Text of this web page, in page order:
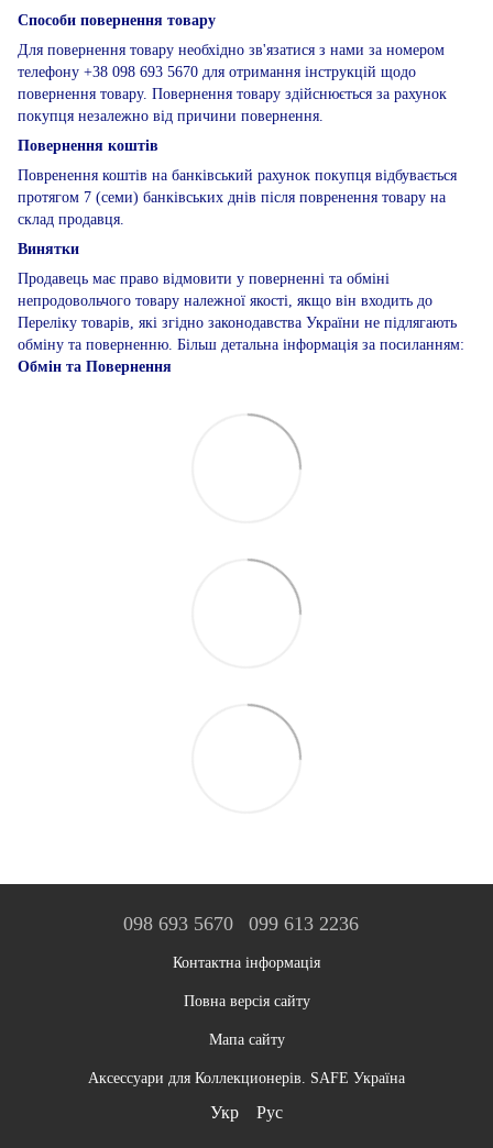
Способи повернення товару
Для повернення товару необхідно зв'язатися з нами за номером
телефону +38 098 693 5670 для отримання інструкцій щодо
повернення товару. Повернення товару здійснюється за рахунок
покупця незалежно від причини повернення.
Повернення коштів
Повренення коштів на банківський рахунок покупця відбувається
протягом 7 (семи) банківських днів після повренення товару на
склад продавця.
Винятки
Продавець має право відмовити у поверненні та обміні
непродовольчого товару належної якості, якщо він входить до
Переліку товарів, які згідно законодавства України не підлягають
обміну та поверненню. Більш детальна інформація за посиланням:
Обмін та Повернення
098 693 5670 099 613 2236
Контактна інформація
Повна версія сайту
Мапа сайту
Аксессуари для Коллекционерів. SAFE Україна
Укр Рус